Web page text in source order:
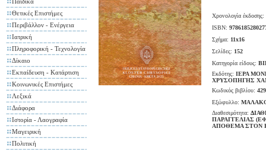
Θετικές Επιστήμες
Περιβάλλον - Ενέργεια
Ιατρική
Πληροφορική - Τεχνολογία
Δίκαιο
Εκπαίδευση - Κατάρτιση
Κοινωνικές Επιστήμες
Λεξικά
Διάφορα
Ιστορία - Λαογραφία
Μαγειρική
Πολιτική
Χρονολογία έκδοσης:
ISBN:
Σχήμα: 11x16
Σελίδες: 152
Κατηγορία είδους:
Εκδότης: ΙΕΡΑ
ΧΡΥΣΟΠΗΓΗΣ
Κωδικός βιβλίου:
Εξώφυλλο:
Διαθεσιμότητα:
ΠΑΡΑΓΓΕΛΙΑΣ
ΑΠΟΘΕΜΑ ΣΤΟΝ